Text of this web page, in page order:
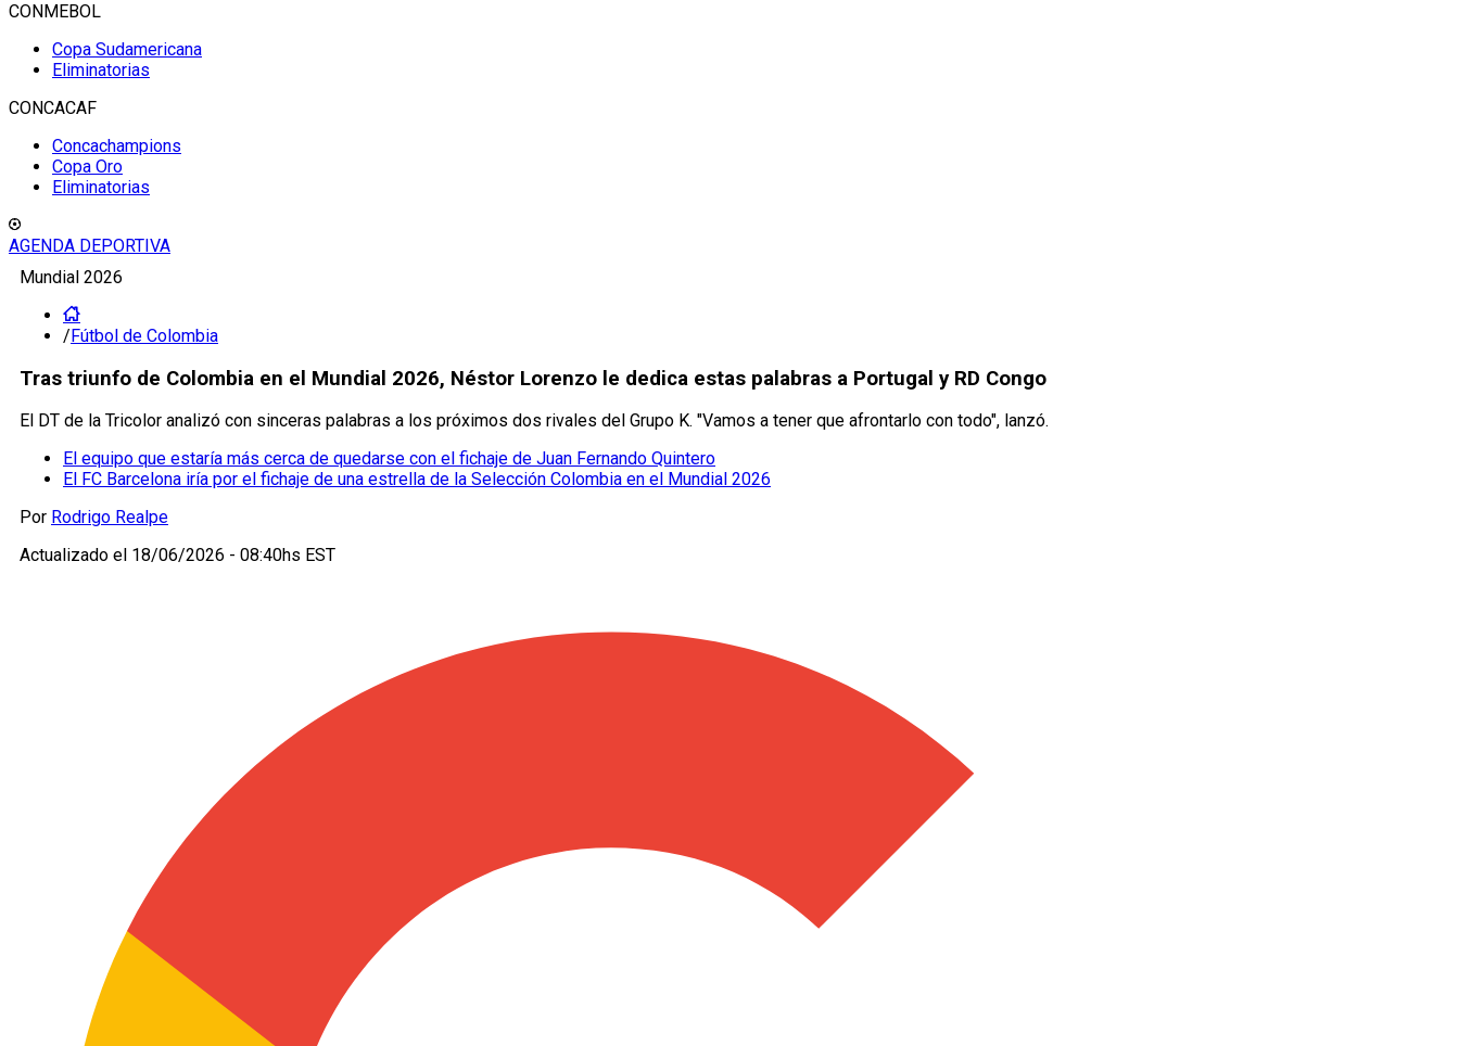
CONMEBOL
Copa Sudamericana
Eliminatorias
CONCACAF
Concachampions
Copa Oro
Eliminatorias
AGENDA DEPORTIVA
Mundial 2026
/Fútbol de Colombia
Tras triunfo de Colombia en el Mundial 2026, Néstor Lorenzo le dedica estas palabras a Portugal y RD Congo
El DT de la Tricolor analizó con sinceras palabras a los próximos dos rivales del Grupo K. "Vamos a tener que afrontarlo con todo", lanzó.
El equipo que estaría más cerca de quedarse con el fichaje de Juan Fernando Quintero
El FC Barcelona iría por el fichaje de una estrella de la Selección Colombia en el Mundial 2026
Por Rodrigo Realpe
Actualizado el 18/06/2026 - 08:40hs EST